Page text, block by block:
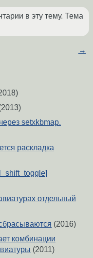
в эту тему. Тема
→
setxkbmap.
раскладка
отдельный
(2016)
комбинации
(2011)